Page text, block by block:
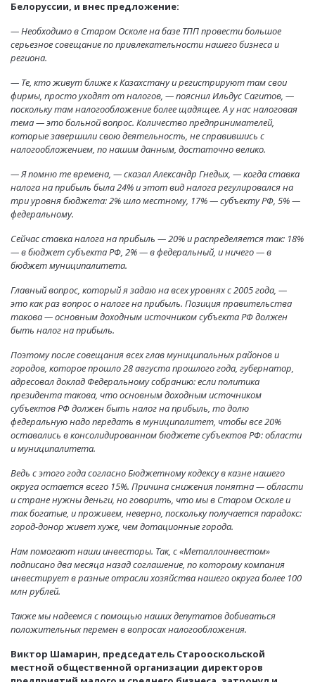
Белоруссии, и внес предложение:
— Необходимо в Старом Осколе на базе ТПП провести большое
серьезное совещание по привлекательности нашего бизнеса и
региона.
— Те, кто живут ближе к Казахстану и регистрируют там свои
фирмы, просто уходят от налогов, — пояснил Ильдус Сагитов, —
поскольку там налогообложение более щадящее. А у нас налоговая
тема — это больной вопрос. Количество предпринимателей,
которые завершили свою деятельность, не справившись с
налогообложением, по нашим данным, достаточно велико.
— Я помню те времена, — сказал Александр Гнедых, — когда ставка
налога на прибыль была 24% и этот вид налога регулировался на
три уровня бюджета: 2% шло местному, 17% — субъекту РФ, 5% —
федеральному.
Сейчас ставка налога на прибыль — 20% и распределяется так: 18%
— в бюджет субъекта РФ, 2% — в федеральный, и ничего — в
бюджет муниципалитета.
Главный вопрос, который я задаю на всех уровнях с 2005 года, —
это как раз вопрос о налоге на прибыль. Позиция правительства
такова — основным доходным источником субъекта РФ должен
быть налог на прибыль.
Поэтому после совещания всех глав муниципальных районов и
городов, которое прошло 28 августа прошлого года, губернатор,
адресовал доклад Федеральному собранию: если политика
президента такова, что основным доходным источником
субъектов РФ должен быть налог на прибыль, то долю
федеральную надо передать в муниципалитет, чтобы все 20%
оставались в консолидированном бюджете субъектов РФ: области
и муниципалитета.
Ведь с этого года согласно Бюджетному кодексу в казне нашего
округа остается всего 15%. Причина снижения понятна — области
и стране нужны деньги, но говорить, что мы в Старом Осколе и
так богатые, и проживем, неверно, поскольку получается парадокс:
город-донор живет хуже, чем дотационные города.
Нам помогают наши инвесторы. Так, с «Металлоинвестом»
подписано два месяца назад соглашение, по которому компания
инвестирует в разные отрасли хозяйства нашего округа более 100
млн рублей.
Также мы надеемся с помощью наших депутатов добиваться
положительных перемен в вопросах налогообложения.
Виктор Шамарин, председатель Старооскольской
местной общественной организации директоров